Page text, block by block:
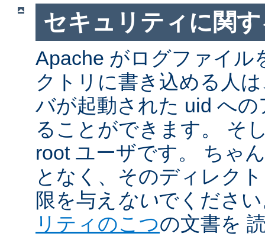
セキュリティに関
Apache がログファイル
クトリに書き込める人
バが起動された uid へ
ることができます。 そ
root ユーザです。 ちゃ
となく、そのディレク
限を与え ないでくださ
リティのこつの文書を